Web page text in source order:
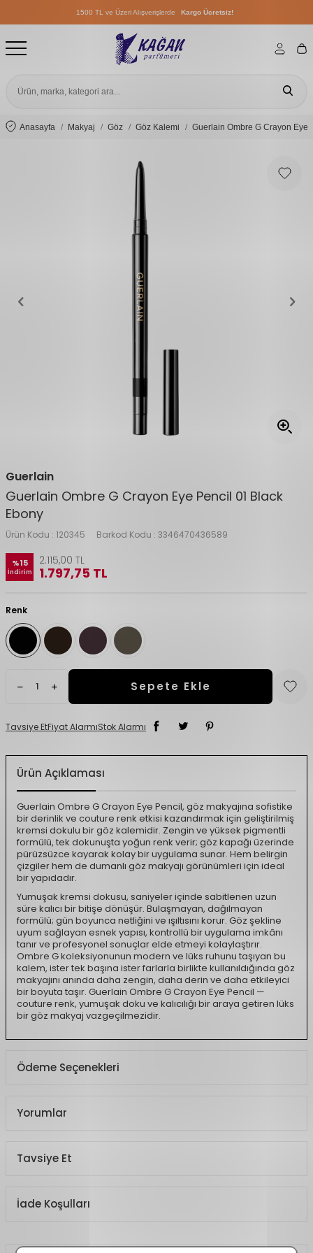
1500 TL ve Üzeri Alışverişlerde Kargo Ücretsiz!
1500 TL ve Üzeri Alışverişlerde
1500 TL ve Üzeri Alışverişlerde
Anasayfa Makyaj Göz Göz Kalemi Guerlain Ombre G Crayon Eye
Guerlain
Guerlain Ombre G Crayon Eye Pencil 01 Black
Ebony
Ürün Kodu : 120345 Barkod Kodu : 3346470436589
%15
İndirim
2.115,00 TL
1.797,75 TL
Renk
Sepete Ekle
Tavsiye EtFiyat AlarmıStok Alarmı
Ürün Açıklaması
Guerlain Ombre G Crayon Eye Pencil, göz makyajına sofistike
bir derinlik ve couture renk etkisi kazandırmak için geliştirilmiş
kremsi dokulu bir göz kalemidir. Zengin ve yüksek pigmentli
formülü, tek dokunuşta yoğun renk verir; göz kapağı üzerinde
pürüzsüzce kayarak kolay bir uygulama sunar. Hem belirgin
çizgiler hem de dumanlı göz makyajı görünümleri için ideal
bir yapıdadır.
Yumuşak kremsi dokusu, saniyeler içinde sabitlenen uzun
süre kalıcı bir bitişe dönüşür. Bulaşmayan, dağılmayan
formülü; gün boyunca netliğini ve ışıltısını korur. Göz şekline
uyum sağlayan esnek yapısı, kontrollü bir uygulama imkânı
tanır ve profesyonel sonuçlar elde etmeyi kolaylaştırır.
Ombre G koleksiyonunun modern ve lüks ruhunu taşıyan bu
kalem, ister tek başına ister farlarla birlikte kullanıldığında göz
makyajını anında daha zengin, daha derin ve daha etkileyici
bir boyuta taşır. Guerlain Ombre G Crayon Eye Pencil —
couture renk, yumuşak doku ve kalıcılığı bir araya getiren lüks
bir göz makyaj vazgeçilmezidir.
Ödeme Seçenekleri
Yorumlar
Tavsiye Et
İade Koşulları